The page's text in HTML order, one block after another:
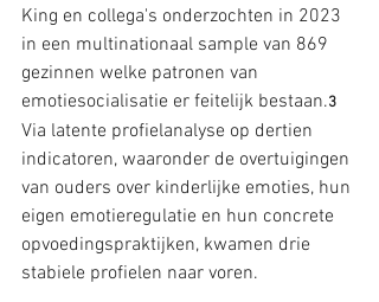
King en collega's onderzochten in 2023
in een multinationaal sample van 869
gezinnen welke patronen van
emotiesocialisatie er feitelijk bestaan.3
Via latente profielanalyse op dertien
indicatoren, waaronder de overtuigingen
van ouders over kinderlijke emoties, hun
eigen emotieregulatie en hun concrete
opvoedingspraktijken, kwamen drie
stabiele profielen naar voren.